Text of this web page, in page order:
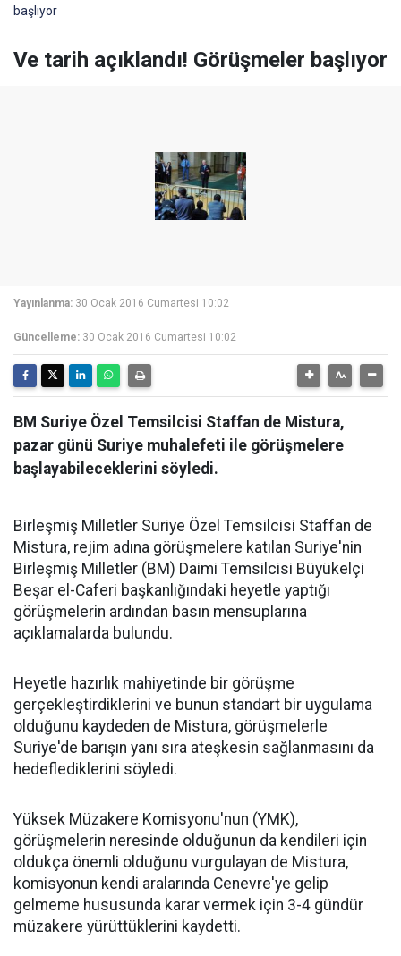
başlıyor
Ve tarih açıklandı! Görüşmeler başlıyor
Yayınlanma: 30 Ocak 2016 Cumartesi 10:02
Güncelleme: 30 Ocak 2016 Cumartesi 10:02
BM Suriye Özel Temsilcisi Staffan de Mistura,
pazar günü Suriye muhalefeti ile görüşmelere
başlayabileceklerini söyledi.
Birleşmiş Milletler Suriye Özel Temsilcisi Staffan de
Mistura, rejim adına görüşmelere katılan Suriye'nin
Birleşmiş Milletler (BM) Daimi Temsilcisi Büyükelçi
Beşar el-Caferi başkanlığındaki heyetle yaptığı
görüşmelerin ardından basın mensuplarına
açıklamalarda bulundu.
Heyetle hazırlık mahiyetinde bir görüşme
gerçekleştirdiklerini ve bunun standart bir uygulama
olduğunu kaydeden de Mistura, görüşmelerle
Suriye'de barışın yanı sıra ateşkesin sağlanmasını da
hedeflediklerini söyledi.
Yüksek Müzakere Komisyonu'nun (YMK),
görüşmelerin neresinde olduğunun da kendileri için
oldukça önemli olduğunu vurgulayan de Mistura,
komisyonun kendi aralarında Cenevre'ye gelip
gelmeme hususunda karar vermek için 3-4 gündür
müzakere yürüttüklerini kaydetti.